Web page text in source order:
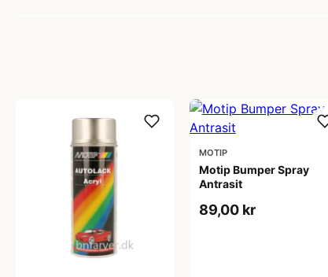
MOTIP
Motip Bumper Spray
Antrasit
89,00 kr